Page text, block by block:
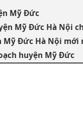
Mỹ Đức
Mỹ Đức Hà Nội
Mỹ Đức Hà Nội mới
huyện Mỹ Đức